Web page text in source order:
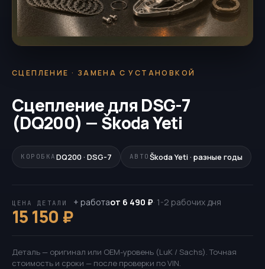
СЦЕПЛЕНИЕ · ЗАМЕНА С УСТАНОВКОЙ
Сцепление для DSG-7
(DQ200) — Škoda Yeti
КОРОБКА DQ200 · DSG-7 АВТО Škoda Yeti · разные годы
ЦЕНА ДЕТАЛИ
15 150 ₽
+ работаот 6 490 ₽· 1-2 рабочих дня
Деталь — оригинал или OEM-уровень (LuK / Sachs). Точная
стоимость и сроки — после проверки по VIN.